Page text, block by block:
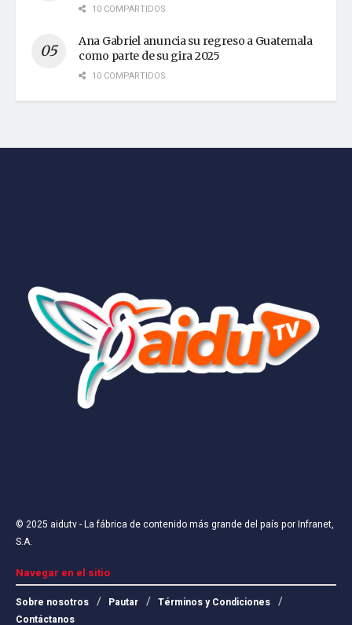
10 COMPARTIDOS
Ana Gabriel anuncia su regreso a Guatemala
como parte de su gira 2025
10 COMPARTIDOS
© 2025 aidutv- La fábrica de contenido más grande del país porInfranet,
S.A.
Navegar en el sitio
Sobre nosotros Pautar
Términos y Condiciones
Contáctanos